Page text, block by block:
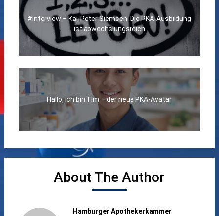
#Interview – Kai-Peter Siemsen: Die PKA-Ausbildung
ist abwechslungsreich
Hallo, ich bin Tim – der neue PKA-Avatar
About The Author
Hamburger Apothekerkammer